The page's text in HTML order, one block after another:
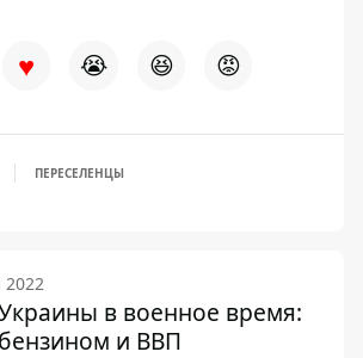
♥ 😭 😆 😡
ПЕРЕСЕЛЕНЦЫ
2022
в военное время:
и ВВП